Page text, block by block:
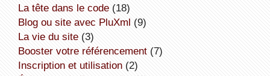
la tête dans le code(18)
Blog ou site avec PluXml (9)
la vie du site(3)
booster votre référencement(7)
inscription et utilisation(2)